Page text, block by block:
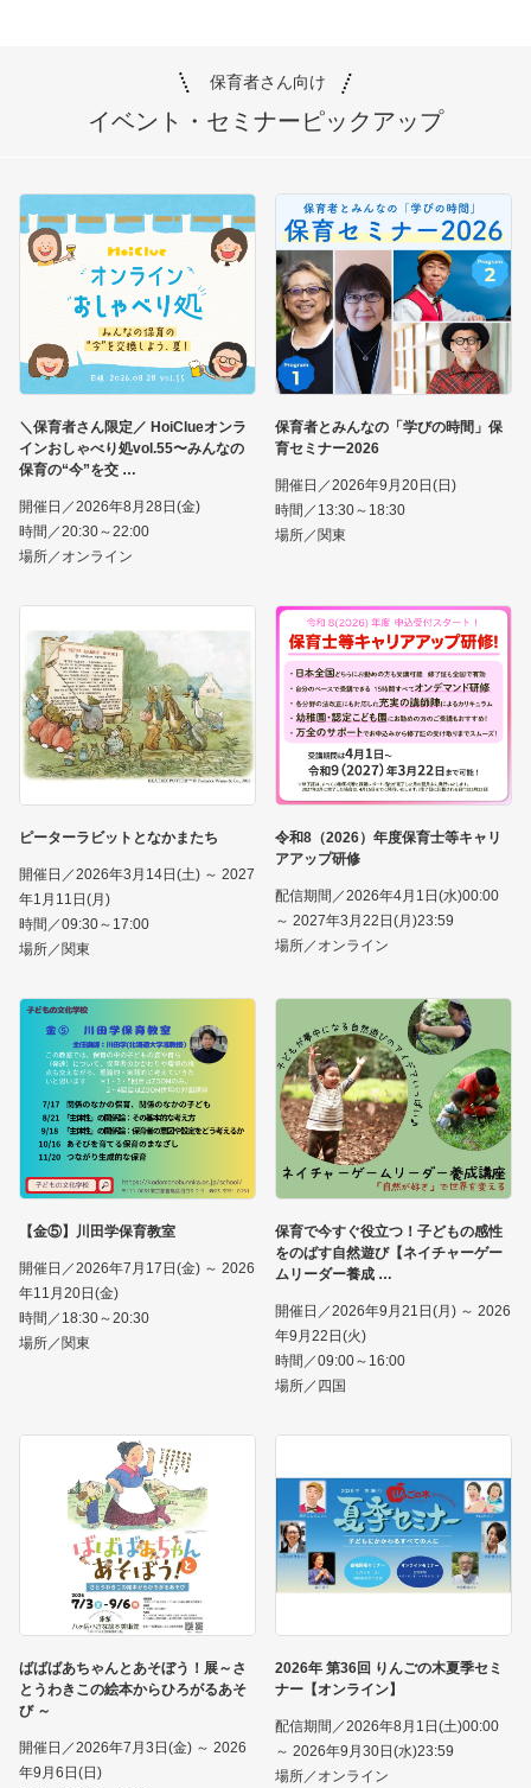
保育者さん向け
イベント・セミナーピックアップ
＼保育者さん限定／ HoiClueオンラ
インおしゃべり処vol.55〜みんなの
保育の“今”を交
開催日／2026年8月28日(金)
時間／20:30～22:00
場所／オンライン
保育者とみんなの「学びの時間」保
育セミナー2026
開催日／2026年9月20日(日)
時間／13:30～18:30
場所／関東
ピーターラビットとなかまたち
開催日／2026年3月14日(土) ～ 2027
年1月11日(月)
時間／09:30～17:00
場所／関東
令和8（2026）年度保育士等キャリ
アアップ研修
配信期間／2026年4月1日(水)00:00
～ 2027年3月22日(月)23:59
場所／オンライン
【金⑤】川田学保育教室
開催日／2026年7月17日(金) ～ 2026
年11月20日(金)
時間／18:30～20:30
場所／関東
保育で今すぐ役立つ！子どもの感性
をのばす自然遊び【ネイチャーゲー
ムリーダー養成
開催日／2026年9月21日(月) ～ 2026
年9月22日(火)
時間／09:00～16:00
場所／四国
ばばばあちゃんとあそぼう！展～さ
とうわきこの絵本からひろがるあそ
び ～
開催日／2026年7月3日(金) ～ 2026
年9月6日(日)
2026年 第36回 りんごの木夏季セミ
ナー【オンライン】
配信期間／2026年8月1日(土)00:00
～ 2026年9月30日(水)23:59
場所／オンライン